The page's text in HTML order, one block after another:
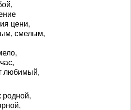
цени,
смелым,
любимый,
родной,